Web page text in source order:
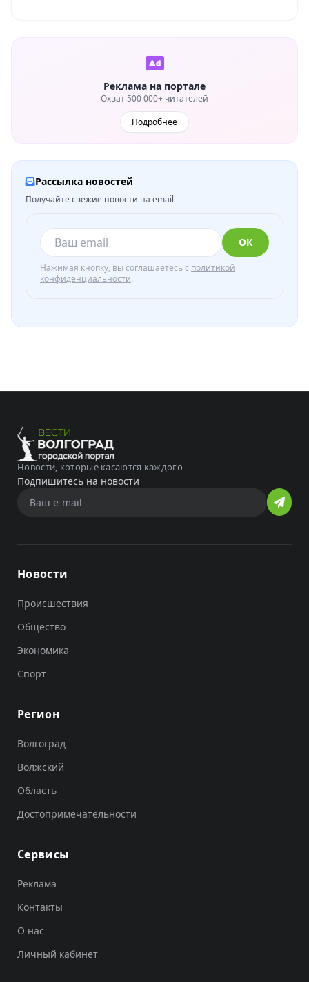
Реклама на портале
Охват 500 000+ читателей
Подробнее
Рассылка новостей
Получайте свежие новости на email
ОК
Нажимая кнопку, вы соглашаетесь с политикой
конфиденциальности.
Новости, которые касаются каждого
Подпишитесь на новости
Новости
Происшествия
Общество
Экономика
Спорт
Регион
Волгоград
Волжский
Область
Достопримечательности
Сервисы
Реклама
Контакты
О нас
Личный кабинет